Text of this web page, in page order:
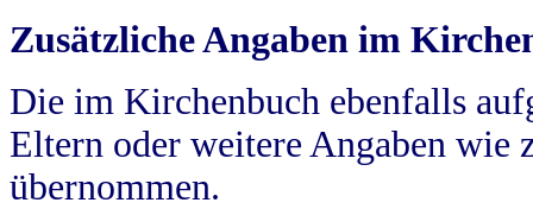
Zusätzliche Angaben im
Die im Kirchenbuch ebenfalls
Eltern oder weitere Angaben wie
übernommen.